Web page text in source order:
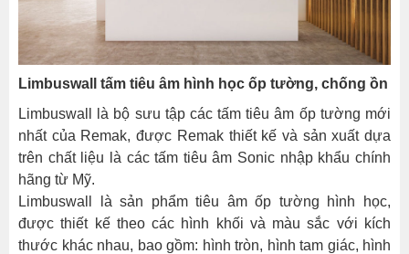
Limbuswall tấm tiêu âm hình học ốp tường, chống ồn
Limbuswall là bộ sưu tập các tấm tiêu âm ốp tường mới
nhất của Remak, được Remak thiết kế và sản xuất dựa
trên chất liệu là các tấm tiêu âm Sonic nhập khẩu chính
hãng từ Mỹ.
Limbuswall là sản phẩm tiêu âm ốp tường hình học,
được thiết kế theo các hình khối và màu sắc với kích
thước khác nhau, bao gồm: hình tròn, hình tam giác, hình